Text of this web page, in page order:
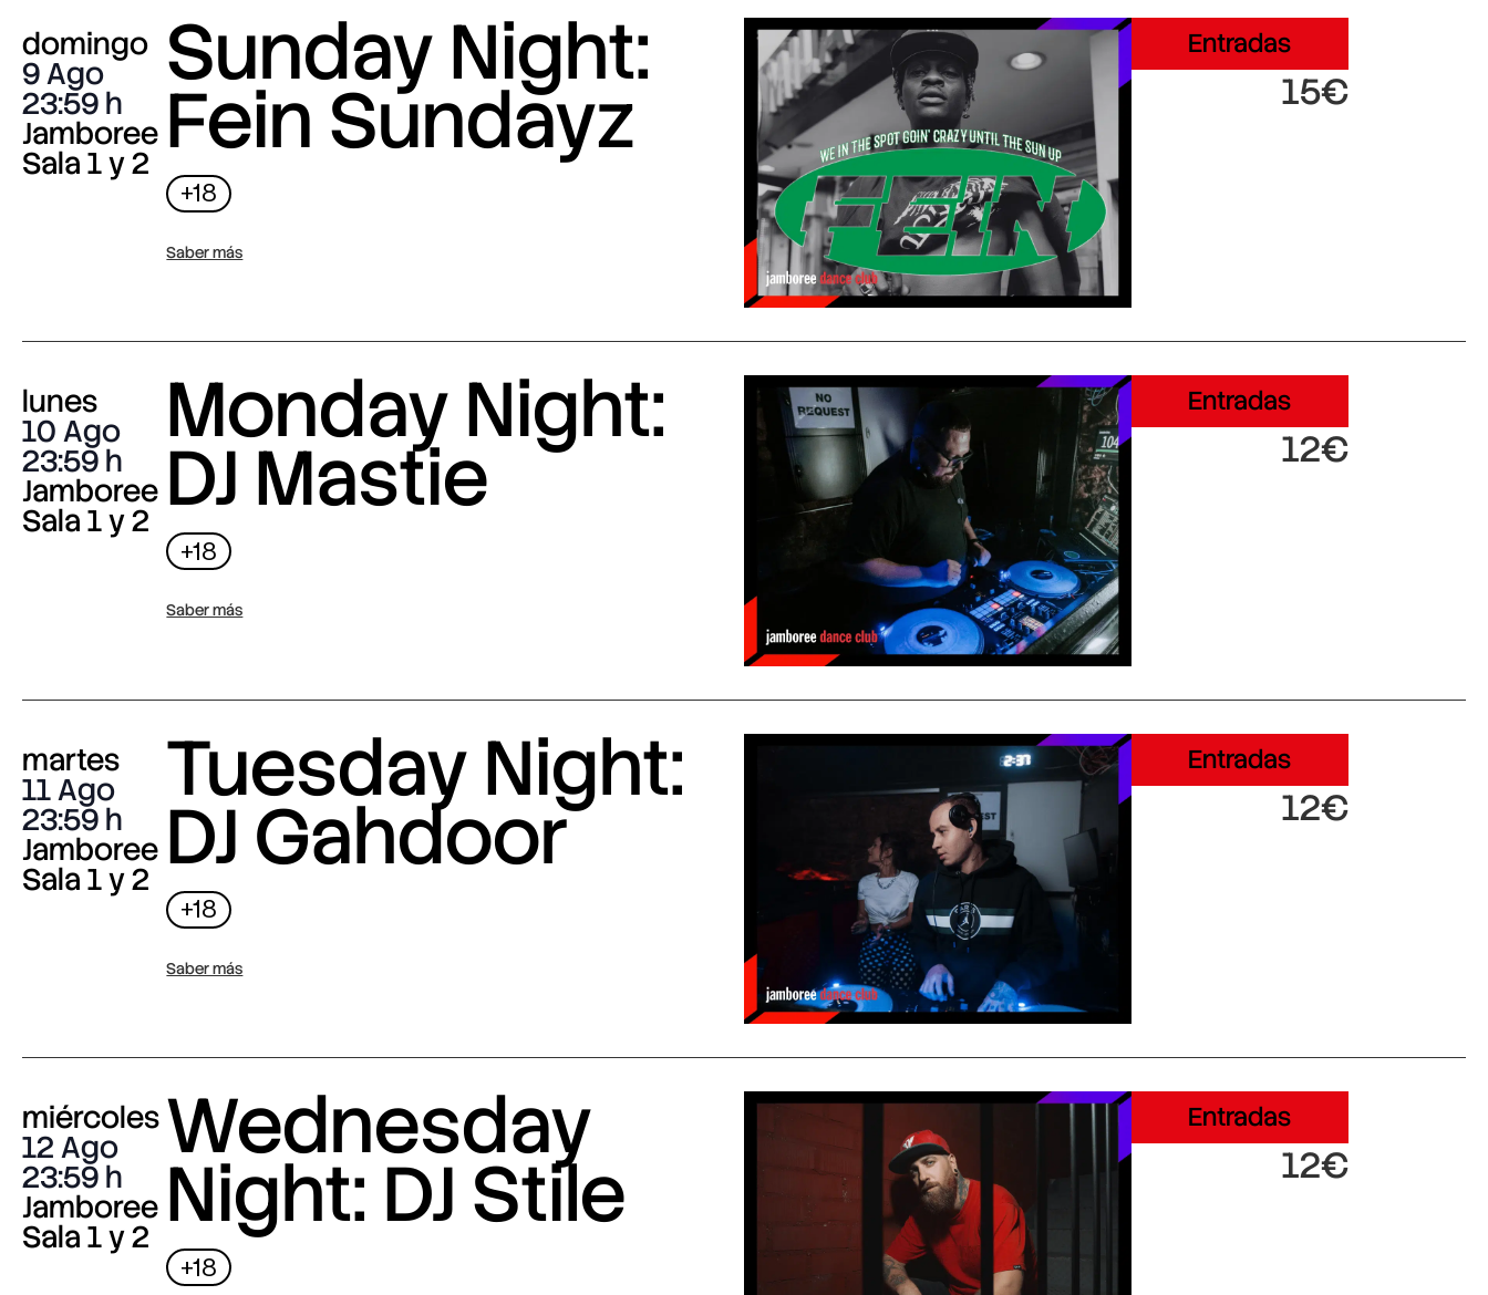
domingo
9 Ago
23:59
Jamboree
Sala 1 y 2
Sunday Night:
Fein Sundayz
+18
Saber más
Entradas
15€
lunes
10 Ago
23:59
Jamboree
Sala 1 y 2
Monday Night:
DJ Mastie
+18
Saber más
Entradas
12€
martes
11 Ago
23:59
Jamboree
Sala 1 y 2
Tuesday Night:
DJ Gahdoor
+18
Saber más
Entradas
12€
miércoles
12 Ago
23:59
Jamboree
Sala 1 y 2
Wednesday
Night: DJ Stile
+18
Entradas
12€